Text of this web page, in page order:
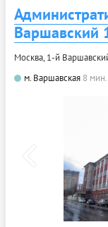
Варшавский
Москва, 1-й
м. Варшавская 8